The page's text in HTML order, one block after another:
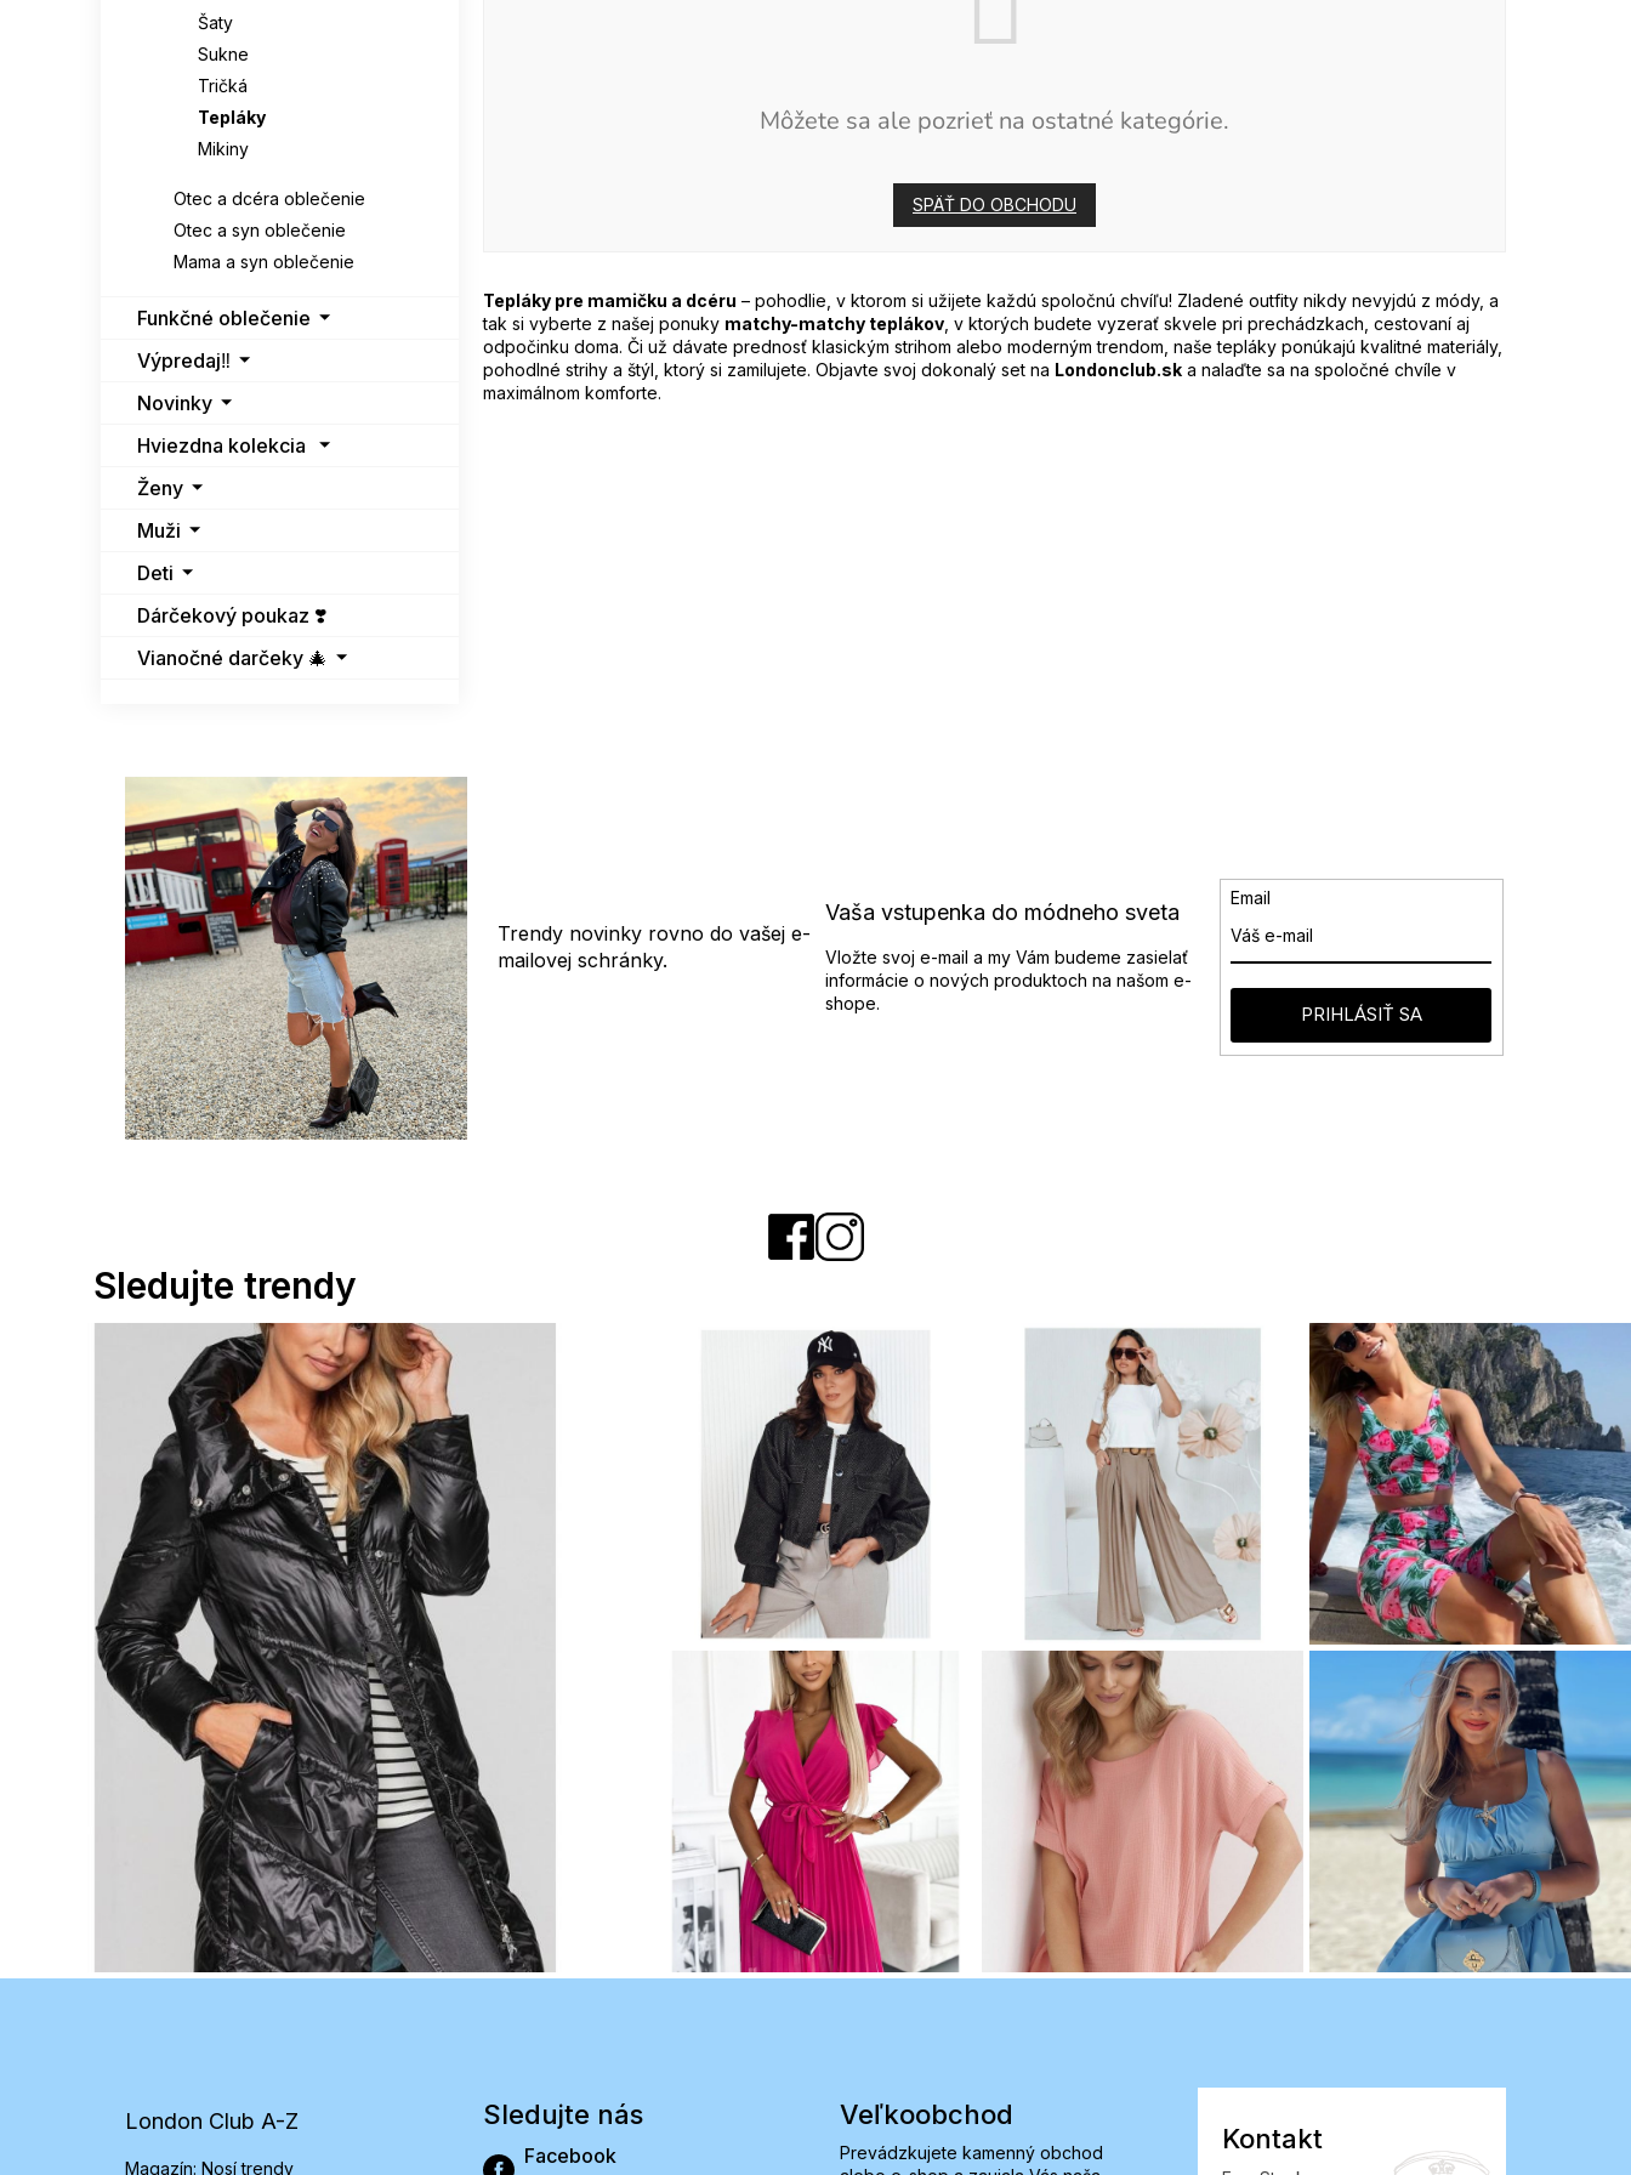
Šaty
Sukne
Tričká
Tepláky
Mikiny
Otec a dcéra oblečenie
Otec a syn oblečenie
Mama a syn oblečenie
Funkčné oblečenie
Výpredaj‼️
Novinky
Hviezdna kolekcia
Ženy
Muži
Deti
Dárčekový poukaz ❣️
Vianočné darčeky 🎄
Môžete sa ale pozrieť na ostatné kategórie.
SPÄŤ DO OBCHODU
Tepláky pre mamičku a dcéru – pohodlie, v ktorom si užijete každú spoločnú chvíľu! Zladené outfity nikdy nevyjdú z módy, a
tak si vyberte z našej ponuky matchy-matchy teplákov, v ktorých budete vyzerať skvele pri prechádzkach, cestovaní aj
odpočinku doma. Či už dávate prednosť klasickým strihom alebo moderným trendom, naše tepláky ponúkajú kvalitné materiály,
pohodlné strihy a štýl, ktorý si zamilujete. Objavte svoj dokonalý set na Londonclub.sk a nalaďte sa na spoločné chvíle v
maximálnom komforte.
Trendy novinky rovno do vašej e-
mailovej schránky.
Vaša vstupenka do módneho sveta
Vložte svoj e-mail a my Vám budeme zasielať
informácie o nových produktoch na našom e-
shope.
Email
PRIHLÁSIŤ SA
London Club A-Z
Magazín: Nosí trendy
Sledujte nás
Facebook
Veľkoobchod
Prevádzkujete kamenný obchod
Kontakt